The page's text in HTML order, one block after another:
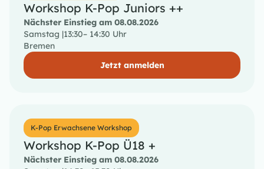
Workshop K-Pop Juniors ++
Nächster Einstieg am 08.08.2026
Samstag |13:30– 14:30 Uhr
Bremen
Jetzt anmelden
K-Pop Erwachsene Workshop
Workshop K-Pop Ü18 +
Nächster Einstieg am 08.08.2026